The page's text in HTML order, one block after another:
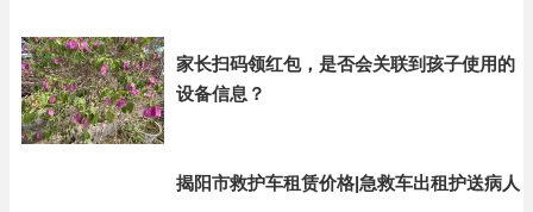
家长扫码领红包，是否会关联到孩子使用的
设备信息？
揭阳市救护车租赁价格|急救车出租护送病人